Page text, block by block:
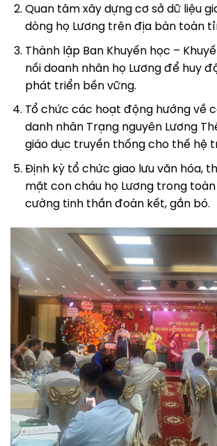
Quan tâm xây dựng cơ sở dữ liệu
dòng họ Lương trên địa bàn toàn
Thành lập Ban Khuyến học –
nối doanh nhân họ Lương để huy
phát triển bền vững.
Tổ chức các hoạt động hướng về
danh nhân Trạng nguyên Lương
giáo dục truyền thống cho thế hệ
Định kỳ tổ chức giao lưu văn hóa,
mặt con cháu họ Lương trong
cường tinh thần đoàn kết, gắn bó.